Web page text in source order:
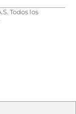
Todos los